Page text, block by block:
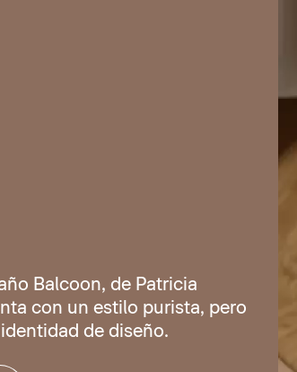
Balcoon, de Patricia
con un estilo purista, pero
de diseño.